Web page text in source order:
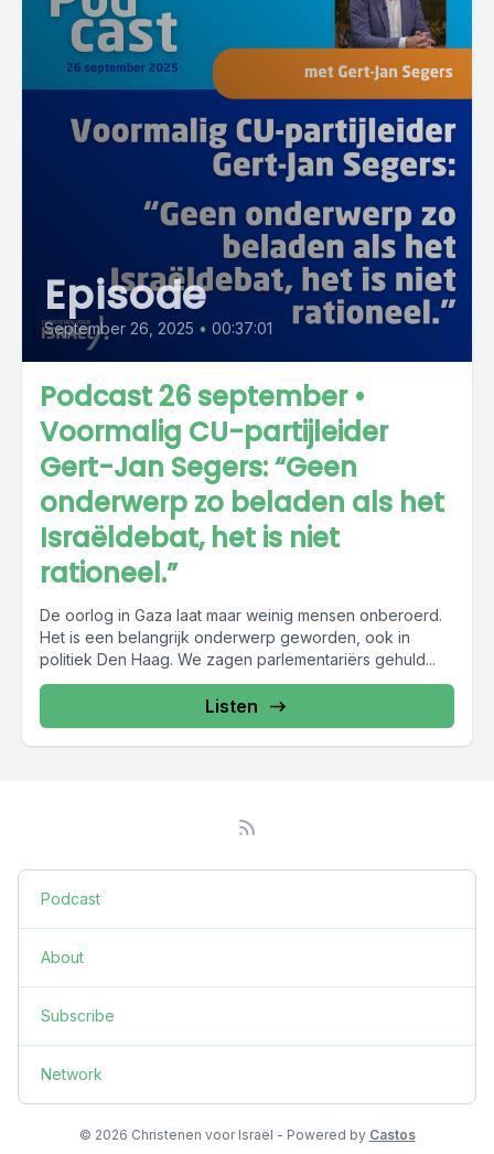
Episode
September 26, 2025 • 00:37:01
Podcast 26 september •
Voormalig CU-partijleider
Gert-Jan Segers: “Geen
onderwerp zo beladen als het
Israëldebat, het is niet
rationeel.”
De oorlog in Gaza laat maar weinig mensen onberoerd.
Het is een belangrijk onderwerp geworden, ook in
politiek Den Haag. We zagen parlementariërs gehuld...
Listen
Podcast
About
Subscribe
Network
© 2026 Christenen voor Israël - Powered by Castos